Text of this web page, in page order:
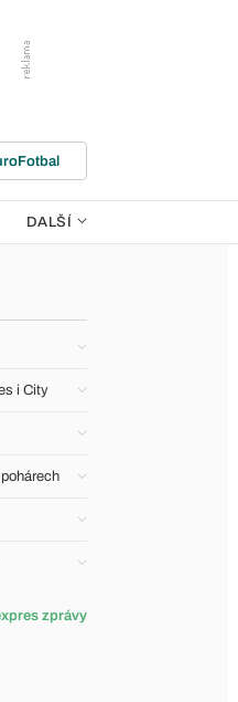
DALŠÍ
i City
zprávy